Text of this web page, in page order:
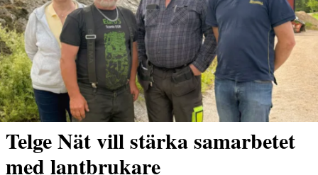
Telge Nät vill stärka samarbetet
med lantbrukare